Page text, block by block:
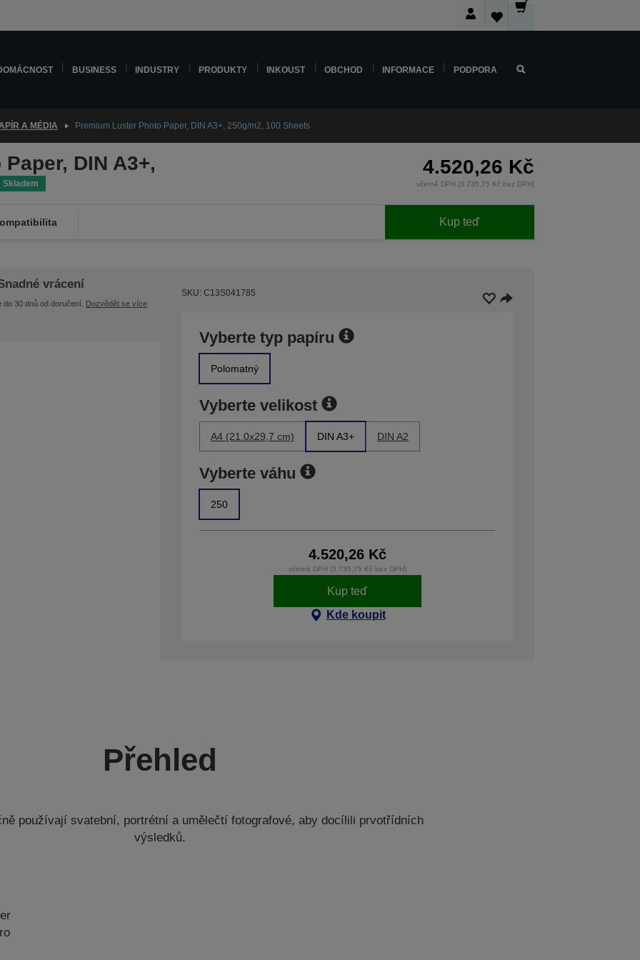
BUSINESS INDUSTRY PRODUKTY INKOUST OBCHOD INFORMACE PODPORA
A MÉDIA Premium Luster Photo Paper, DIN A3+, 250g/m2, 100 Sheets
DIN A3+,
Skladem
4.520,26 Kč
včetně DPH (3.735,75 Kč bez DPH)
Kup teď
vrácení
do 30 dnů od doručení. Dozvědět se více
SKU: C13S041785
Vyberte typ papíru
Polomatný
Vyberte velikost
A4 (21.0x29,7 cm) DIN A3+ DIN A2
Vyberte váhu
250
4.520,26 Kč
včetně DPH (3.735,75 Kč bez DPH)
Kup teď
Kde koupit
Přehled
používají svatební, portrétní a umělečtí fotografové, aby docílili prvotřídních
výsledků.